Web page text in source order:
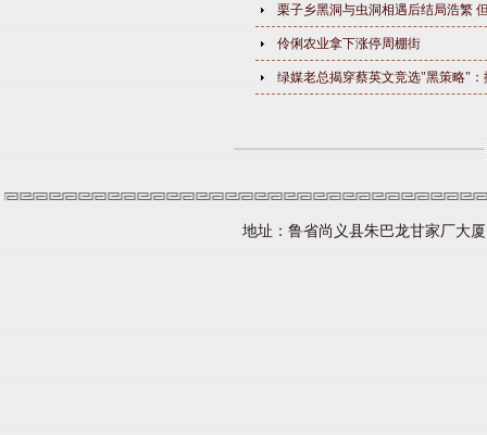
栗子乡黑洞与虫洞相遇后结局浩繁
伶俐农业拿下涨停周棚街
绿媒老总揭穿蔡英文竞选"黑策略"
地址：鲁省尚义县朱巴龙甘家厂大